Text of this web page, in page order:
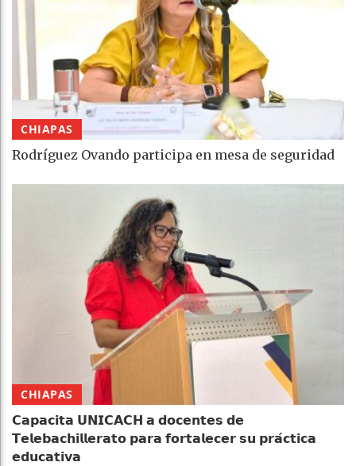
CHIAPAS
Rodríguez Ovando participa en mesa de seguridad
CHIAPAS
𝗖𝗮𝗽𝗮𝗰𝗶𝘁𝗮 𝗨𝗡𝗜𝗖𝗔𝗖𝗛 𝗮 𝗱𝗼𝗰𝗲𝗻𝘁𝗲𝘀 𝗱𝗲
𝗧𝗲𝗹𝗲𝗯𝗮𝗰𝗵𝗶𝗹𝗹𝗲𝗿𝗮𝘁𝗼 𝗽𝗮𝗿𝗮 𝗳𝗼𝗿𝘁𝗮𝗹𝗲𝗰𝗲𝗿 𝘀𝘂 𝗽𝗿𝗮́𝗰𝘁𝗶𝗰𝗮
𝗲𝗱𝘂𝗰𝗮𝘁𝗶𝘃𝗮